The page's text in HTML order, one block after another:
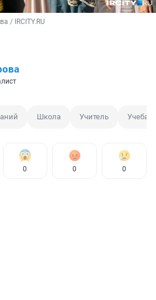
/ IRCITY.RU
Школа Учитель Учеба
0 0 0